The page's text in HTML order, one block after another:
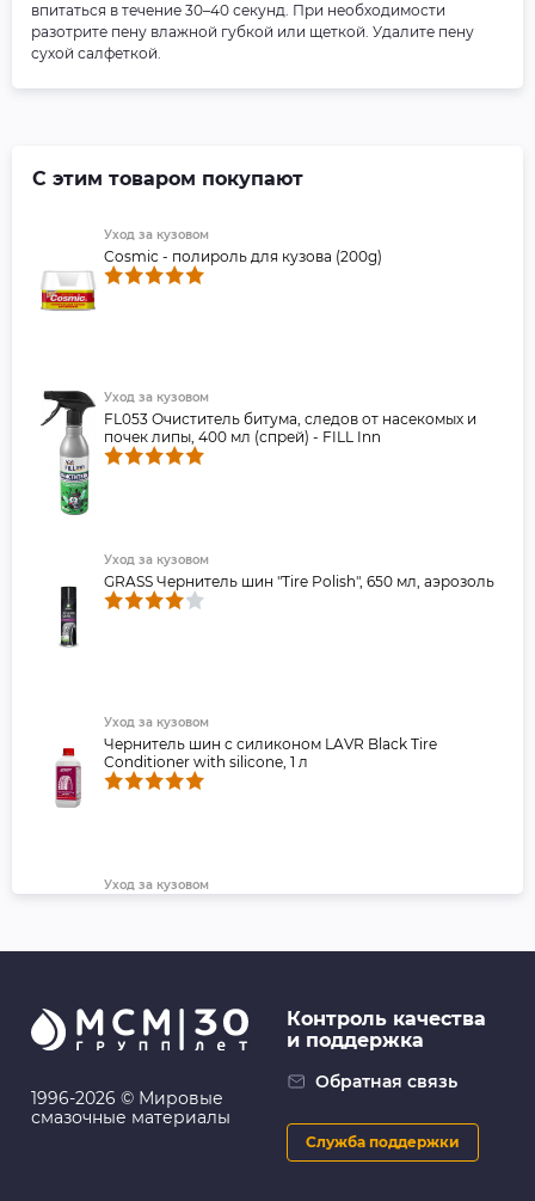
впитаться в течение 30–40 секунд. При необходимости
разотрите пену влажной губкой или щеткой. Удалите пену
сухой салфеткой.
С этим товаром покупают
Уход за кузовом
Cosmic - полироль для кузова (200g)
Уход за кузовом
FL053 Очиститель битума, следов от насекомых и
почек липы, 400 мл (спрей) - FILL Inn
Уход за кузовом
GRASS Чернитель шин "Tire Polish", 650 мл, аэрозоль
Уход за кузовом
Чернитель шин с силиконом LAVR Black Tire
Conditioner with silicone, 1 л
Уход за кузовом
Уход за кузовом
Очиститель кузова "Rinkai" от насекомых/гудрона
,аэроз. 450ml (1/24)
1996-2026 © Мировые
смазочные материалы
Контроль качества
и поддержка
Обратная связь
Служба поддержки